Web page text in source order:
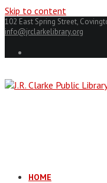
Skip to content
102 East Spring Street,
info@jrclarkelibrary.org
HOME